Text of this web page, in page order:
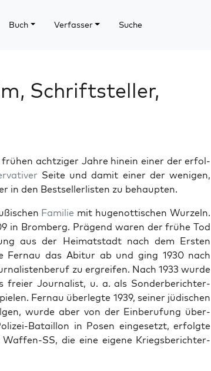
Buch Verfasser Suche
Schriftsteller,
achtziger Jahre hinein ein­er der erfol­
Seite und damit ein­er der weni­gen,
in den Best­sellerlis­ten zu behaupten.
Fam­i­lie mit hugenot­tis­chen Wurzeln.
in Bromberg. Prä­gend waren der frühe Tod
aus der Heimat­stadt nach dem Ersten
Fer­nau das Abitur ab und ging 1930 nach
zu ergreifen. Nach 1933 wurde
freier Jour­nal­ist, u. a. als Son­der­berichter­
Fer­nau über­legte 1939, sein­er jüdis­chen
wurde aber von der Ein­beru­fung über­
Batail­lon in Posen einge­set­zt, erfol­gte
SS, die eine eigene Kriegs­berichter-